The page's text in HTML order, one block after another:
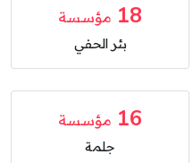
18 مؤسسة
بئر الحفي
16 مؤسسة
جلمة